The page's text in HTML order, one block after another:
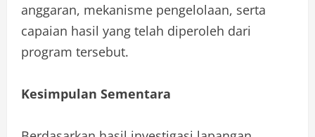
anggaran, mekanisme pengelolaan, serta
capaian hasil yang telah diperoleh dari
program tersebut.
Kesimpulan Sementara